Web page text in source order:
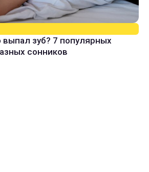
зуб? 7 популярных
сонников